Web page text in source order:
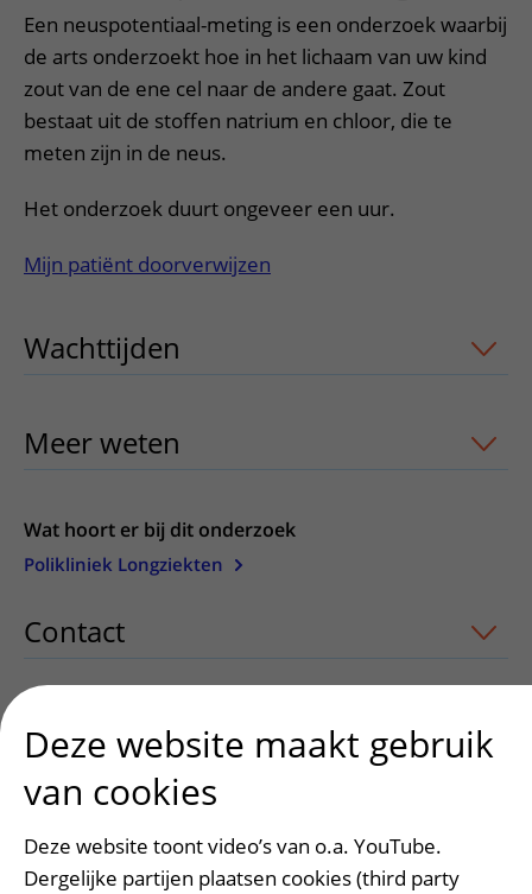
Verpleegafdelingen
Centra
Zorgverleners
Ik ben zwanger of net bevallen
Onze poliklinieken
Onze verpleegafdelingen
Onze faciliteiten
Samen met kinderen en ouders
Ervaringen van patiënten
Zorgkosten
Betere zorg door onderzoek
De organisatie
Werken in het WKZ
Parkeren
Virtuele plattegrond
Research
Werken bij het WKZ
Steun het WKZ
Een neuspotentiaal-meting is een onderzoek waarbij
de arts onderzoekt hoe in het lichaam van uw kind
zout van de ene cel naar de andere gaat. Zout
bestaat uit de stoffen natrium en chloor, die te
meten zijn in de neus.
Het onderzoek duurt ongeveer een uur.
Mijn patiënt doorverwijzen
Wachttijden uitklapper, klik om te
Meer weten uitklapper, klik om te
Wat hoort er bij dit onderzoek
Polikliniek Longziekten
Contact uitklapper, klik om te openen
Heeft deze informatie u geholpen?
Ja
Nee
Deze website maakt gebruik
van cookies
Deze website toont video’s van o.a. YouTube.
Dergelijke partijen plaatsen cookies (third party